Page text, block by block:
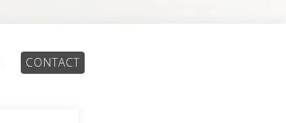
CONTACT